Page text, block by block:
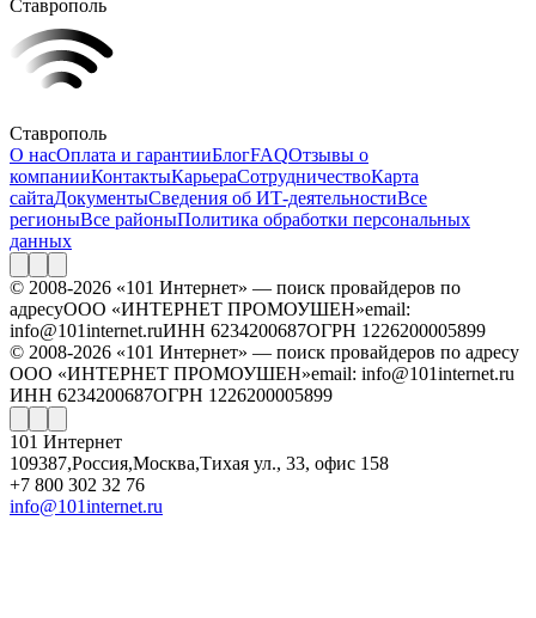
Ставрополь
Ставрополь
О насОплата и гарантииБлогFAQОтзывы о
компанииКонтактыКарьераСотрудничествоКарта
сайтаДокументыСведения об ИТ-деятельностиВсе
регионыВсе районыПолитика обработки персональных
данных
© 2008-2026 «101 Интернет» — поиск провайдеров по
адресуООО «ИНТЕРНЕТ ПРОМОУШЕН»email:
info@101internet.ruИНН 6234200687ОГРН 1226200005899
© 2008-2026 «101 Интернет» — поиск провайдеров по адресу
ООО «ИНТЕРНЕТ ПРОМОУШЕН»email: info@101internet.ru
ИНН 6234200687ОГРН 1226200005899
101 Интернет
109387,Россия,Москва,Тихая ул., 33, офис 158
+7 800 302 32 76
info@101internet.ru